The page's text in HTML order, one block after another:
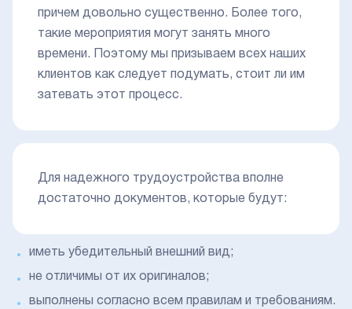
причем довольно существенно. Более того,
такие мероприятия могут занять много
времени. Поэтому мы призываем всех наших
клиентов как следует подумать, стоит ли им
затевать этот процесс.
Для надежного трудоустройства вполне
достаточно документов, которые будут:
иметь убедительный внешний вид;
не отличимы от их оригиналов;
выполнены согласно всем правилам и требованиям.